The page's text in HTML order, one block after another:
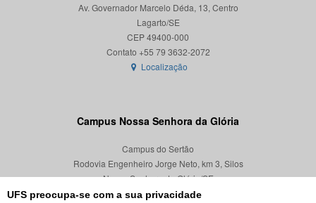
UFS preocupa-se com a sua privacidade
Av. Governador Marcelo Déda, 13, Centro
Lagarto/SE
CEP 49400-000
Localização
Campus Nossa Senhora da Glória
Campus do Sertão
Rodovia Engenheiro Jorge Neto, km 3, Silos
Nossa Senhora da Glória/SE
CEP 49680-000